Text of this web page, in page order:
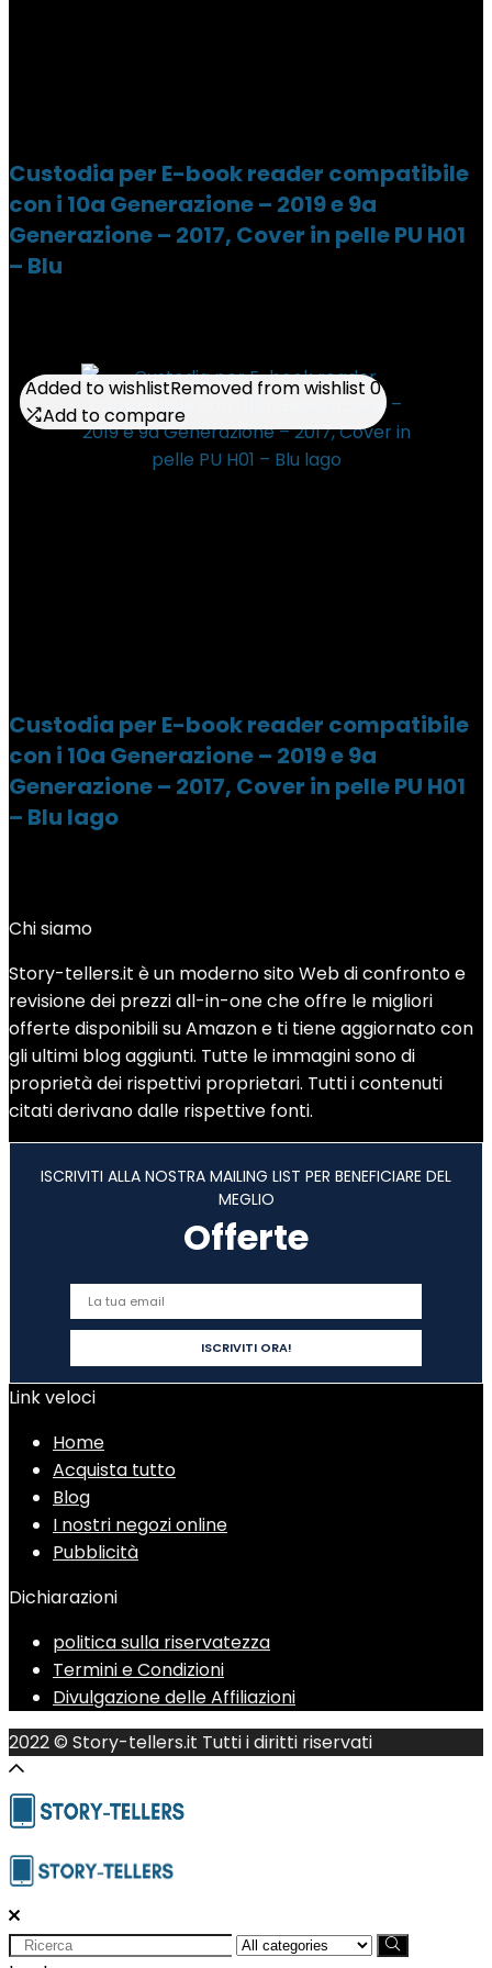
Custodia per E-book reader compatibile
con i 10a Generazione – 2019 e 9a
Generazione – 2017, Cover in pelle PU H01
– Blu
Added to wishlistRemoved from wishlist 0
Add to compare
Custodia per E-book reader compatibile
con i 10a Generazione – 2019 e 9a
Generazione – 2017, Cover in pelle PU H01
– Blu lago
Added to wishlistRemoved from wishlist 0
Add to compare
Chi siamo
Story-tellers.it è un moderno sito Web di confronto e
revisione dei prezzi all-in-one che offre le migliori
offerte disponibili su Amazon e ti tiene aggiornato con
gli ultimi blog aggiunti. Tutte le immagini sono di
proprietà dei rispettivi proprietari. Tutti i contenuti
citati derivano dalle rispettive fonti.
ISCRIVITI ALLA NOSTRA MAILING LIST PER BENEFICIARE DEL
MEGLIO
Offerte
Link veloci
Home
Acquista tutto
Blog
I nostri negozi online
Pubblicità
Dichiarazioni
politica sulla riservatezza
Termini e Condizioni
Divulgazione delle Affiliazioni
2022 © Story-tellers.it Tutti i diritti riservati
Search